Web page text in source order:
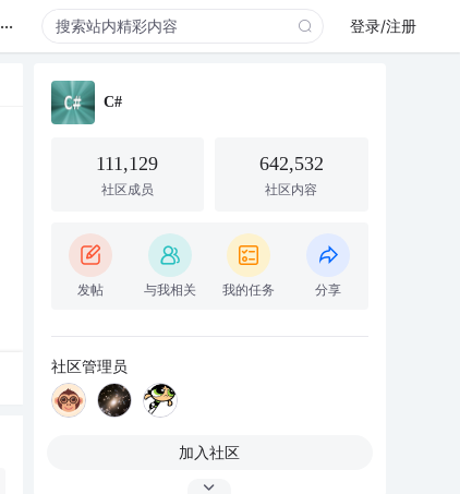
... 登录/注册
C#
111,129
社区成员
642,532
社区内容
发帖 与我相关 我的任务 分享
社区管理员
加入社区